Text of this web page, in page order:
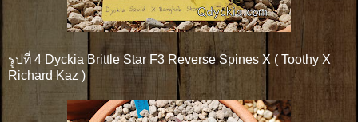
รูปที่ 4 Dyckia Brittle Star F3 Reverse Spines X ( Toothy X
Richard Kaz )